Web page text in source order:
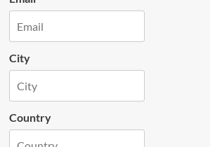
City
Country